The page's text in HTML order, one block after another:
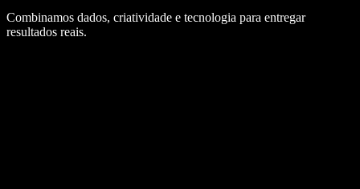
Combinamos dados, criatividade e tecnologia para entregar
resultados reais.